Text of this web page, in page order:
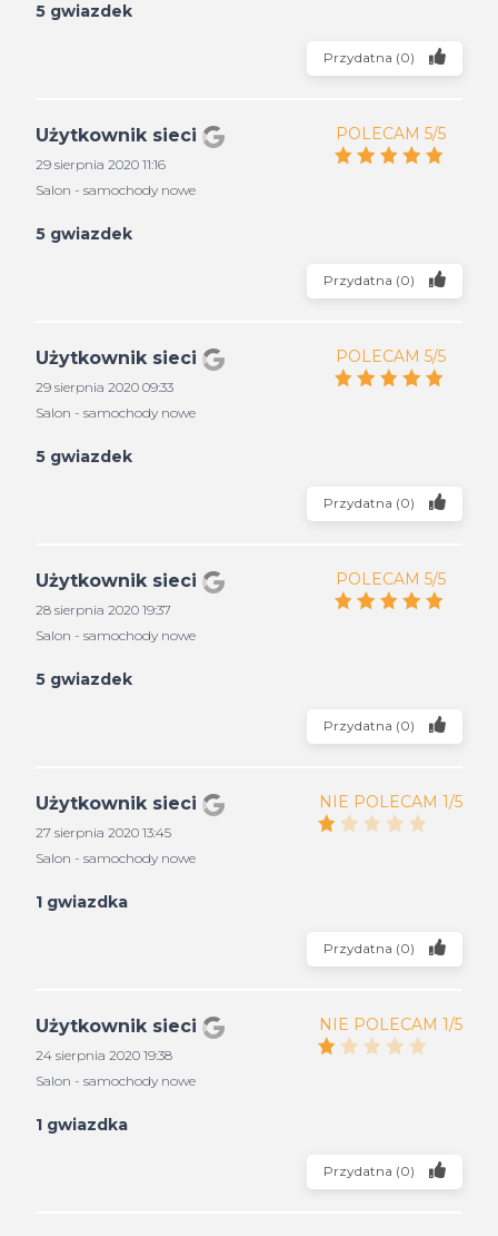
5 gwiazdek
Przydatna (0)
Użytkownik sieci
29 sierpnia 2020 11:16
Salon - samochody nowe
POLECAM 5/5
5 gwiazdek
Przydatna (0)
Użytkownik sieci
29 sierpnia 2020 09:33
Salon - samochody nowe
POLECAM 5/5
5 gwiazdek
Przydatna (0)
Użytkownik sieci
28 sierpnia 2020 19:37
Salon - samochody nowe
POLECAM 5/5
5 gwiazdek
Przydatna (0)
Użytkownik sieci
27 sierpnia 2020 13:45
Salon - samochody nowe
NIE POLECAM 1/5
1 gwiazdka
Przydatna (0)
Użytkownik sieci
24 sierpnia 2020 19:38
Salon - samochody nowe
NIE POLECAM 1/5
1 gwiazdka
Przydatna (0)